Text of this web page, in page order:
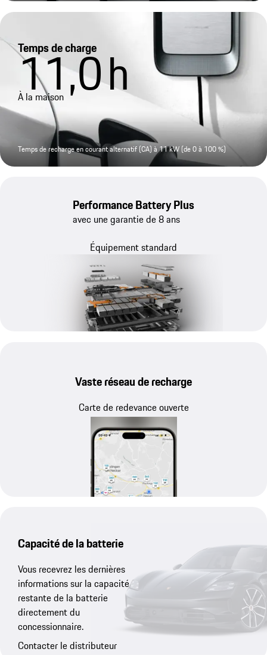
Temps de charge
11,0h
À la maison
Temps de recharge en courant alternatif (CA) à 11 kW (de 0 à 100 %)
Performance Battery Plus
avec une garantie de 8 ans
Équipement standard
Vaste réseau de recharge
Carte de redevance ouverte
Capacité de la batterie
Vous recevrez les dernières
informations sur la capacité
restante de la batterie
directement du
concessionnaire.
Contacter le distributeur